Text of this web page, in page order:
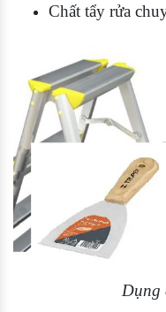
Chất tẩy rửa
Dụng